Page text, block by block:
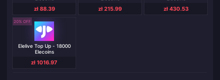
zł 88.39 zł 215.99 zł 430.53
20% OFF
Elelive Top Up - 18000
Elecoins
zł 1016.97